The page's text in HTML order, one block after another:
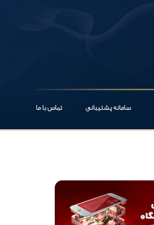
سامانه پشتیبانی تماس با ما